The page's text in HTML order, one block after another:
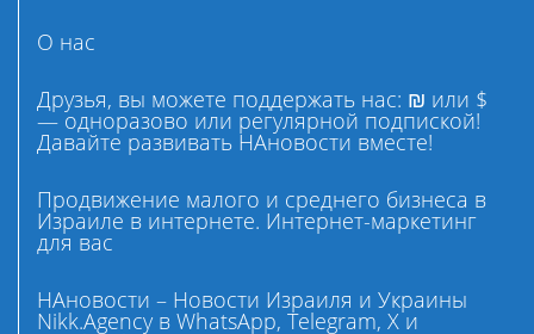
О нас
Друзья, вы можете поддержать нас: ₪ или $
— одноразово или регулярной подпиской!
Давайте развивать НАновости вместе!
Продвижение малого и среднего бизнеса в
Израиле в интернете. Интернет-маркетинг
для вас
НАновости – Новости Израиля и Украины
Nikk.Agency в WhatsApp, Telegram, X и